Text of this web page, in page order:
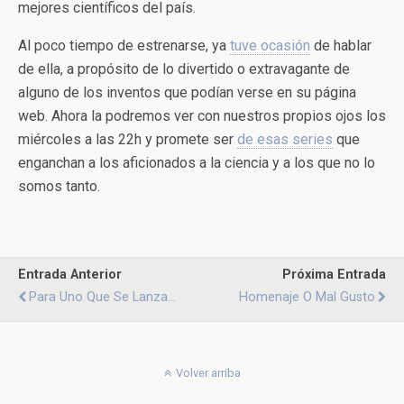
mejores científicos del país.
Al poco tiempo de estrenarse, ya tuve ocasión de hablar
de ella, a propósito de lo divertido o extravagante de
alguno de los inventos que podían verse en su página
web. Ahora la podremos ver con nuestros propios ojos los
miércoles a las 22h y promete ser de esas series que
enganchan a los aficionados a la ciencia y a los que no lo
somos tanto.
Entrada Anterior
Para Uno Que Se Lanza...
Próxima Entrada
Homenaje O Mal Gusto
Volver arriba